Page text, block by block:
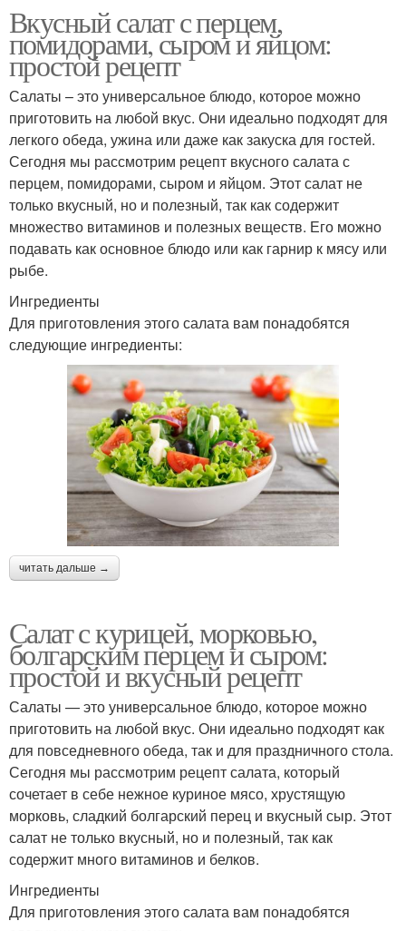
Вкусный салат с перцем,
помидорами, сыром и яйцом:
простой рецепт
Салаты – это универсальное блюдо, которое можно
приготовить на любой вкус. Они идеально подходят для
легкого обеда, ужина или даже как закуска для гостей.
Сегодня мы рассмотрим рецепт вкусного салата с
перцем, помидорами, сыром и яйцом. Этот салат не
только вкусный, но и полезный, так как содержит
множество витаминов и полезных веществ. Его можно
подавать как основное блюдо или как гарнир к мясу или
рыбе.
Ингредиенты
Для приготовления этого салата вам понадобятся
следующие ингредиенты:
читать дальше →
Салат с курицей, морковью,
болгарским перцем и сыром:
простой и вкусный рецепт
Салаты — это универсальное блюдо, которое можно
приготовить на любой вкус. Они идеально подходят как
для повседневного обеда, так и для праздничного стола.
Сегодня мы рассмотрим рецепт салата, который
сочетает в себе нежное куриное мясо, хрустящую
морковь, сладкий болгарский перец и вкусный сыр. Этот
салат не только вкусный, но и полезный, так как
содержит много витаминов и белков.
Ингредиенты
Для приготовления этого салата вам понадобятся